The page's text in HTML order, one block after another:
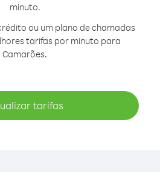
minuto.
ou um plano de chamadas
tarifas por minuto para
Camarões.
tarifas